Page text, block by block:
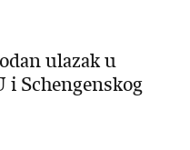
ulazak u
Schengenskog